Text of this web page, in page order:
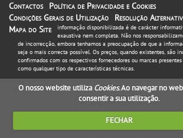
Contactos
Política de Privacidade e Cookies
Condições Gerais de Utilização
Resolução
Mapa do Site
informação disponibilizada é de carácter
exaustiva nem completa. Não nos
de incorrecção, embora tenhamos a preocupação de que a
seja o mais correcta possível. Os preços, quando existentes, são
confirmados com os respectivos fornecedores ou marcas
como qualquer tipo de características técnicas.
O nosso website utiliza Cookies. Ao navegar no
consentir a sua utilização.
FECHAR